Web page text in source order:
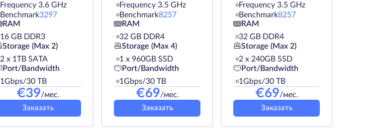
Frequency 3.6 GHz
Benchmark3297
RAM
16 GB DDR3
Storage (Max 2)
2 х 1TB SATA
Port/Bandwidth
1Gbps/30 TB
€39/мес.
Заказать
Frequency 3.5 GHz
Benchmark8257
RAM
32 GB DDR4
Storage (Max 4)
1 х 960GB SSD
Port/Bandwidth
1Gbps/30 TB
€69/мес.
Заказать
Frequency 3.5 GHz
Benchmark8257
RAM
32 GB DDR4
Storage (Max 2)
2 х 240GB SSD
Port/Bandwidth
1Gbps/30 TB
€69/мес.
Заказать